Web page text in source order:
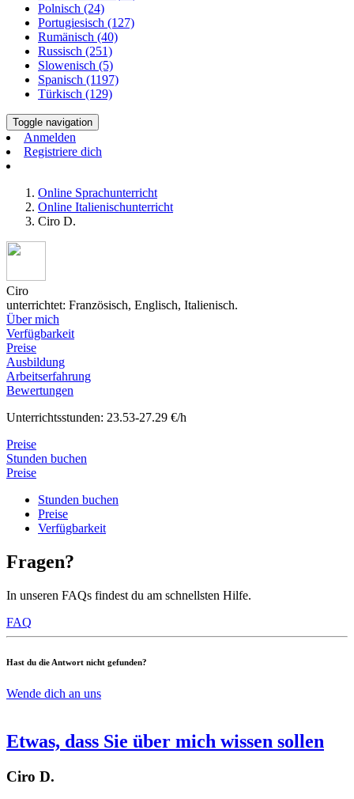
Polnisch (24)
Portugiesisch (127)
Rumänisch (40)
Russisch (251)
Slowenisch (5)
Spanisch (1197)
Türkisch (129)
Toggle navigation
Anmelden
Registriere dich
Online Sprachunterricht
Online Italienischunterricht
Ciro D.
Ciro
unterrichtet: Französisch, Englisch, Italienisch.
Über mich
Verfügbarkeit
Preise
Ausbildung
Arbeitserfahrung
Bewertungen
Unterrichtsstunden: 23.53-27.29 €/h
Preise
Stunden buchen
Preise
Stunden buchen
Preise
Verfügbarkeit
Fragen?
In unseren FAQs findest du am schnellsten Hilfe.
FAQ
Hast du die Antwort nicht gefunden?
Wende dich an uns
Etwas, dass Sie über mich wissen sollen
Ciro D.